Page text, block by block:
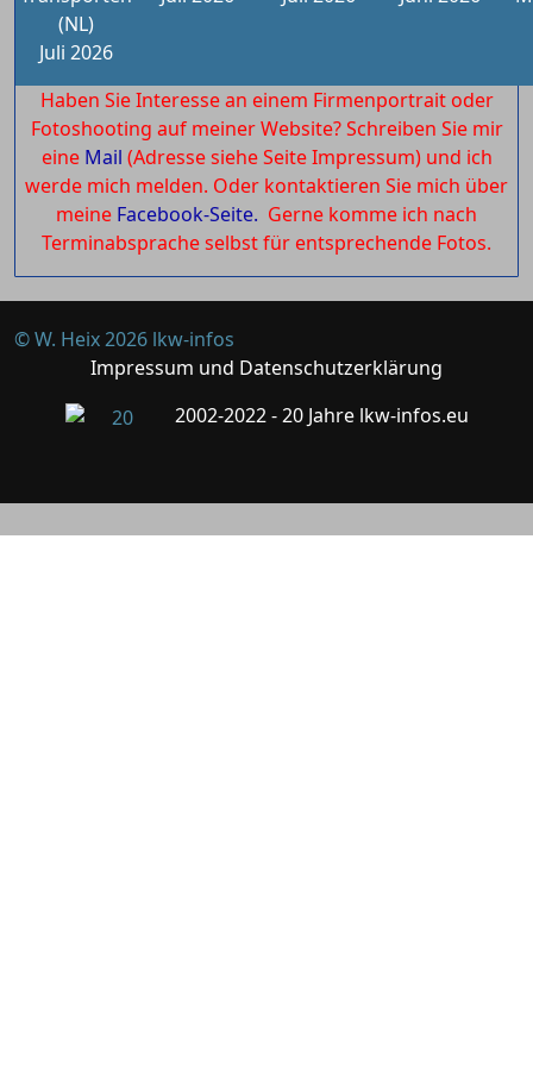
(NL)
Juli 2026
Haben Sie Interesse an einem Firmenportrait oder
Fotoshooting auf meiner Website? Schreiben Sie mir
eine Mail (Adresse siehe Seite Impressum) und ich
werde mich melden. Oder kontaktieren Sie mich über
meine Facebook-Seite. Gerne komme ich nach
Terminabsprache selbst für entsprechende Fotos.
© W. Heix 2026 lkw-infos
Impressum und Datenschutzerklärung
2002-2022 - 20 Jahre lkw-infos.eu